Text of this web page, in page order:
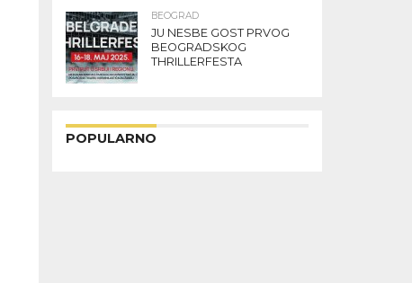
BEOGRAD
JU NESBE GOST PRVOG
BEOGRADSKOG
THRILLERFESTA
POPULARNO